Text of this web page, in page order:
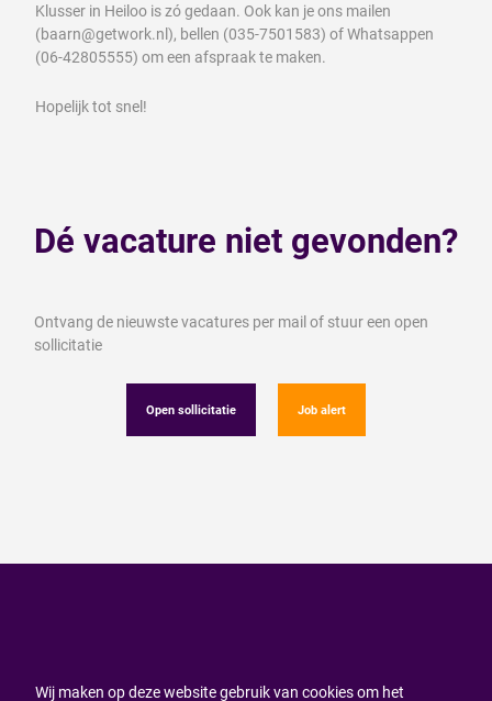
Klusser in Heiloo is zó gedaan. Ook kan je ons mailen
(baarn@getwork.nl), bellen (035-7501583) of Whatsappen
(06-42805555) om een afspraak te maken.
Hopelijk tot snel!
Dé vacature niet gevonden?
Ontvang de nieuwste vacatures per mail of stuur een open
sollicitatie
Open sollicitatie Job alert
Wij maken op deze website gebruik van cookies om het